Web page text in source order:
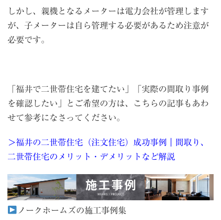
しかし、親機となるメーターは電力会社が管理します
が、子メーターは自ら管理する必要があるため注意が
必要です。
「福井で二世帯住宅を建てたい」「実際の間取り事例
を確認したい」とご希望の方は、こちらの記事もあわ
せて参考になさってください。
＞福井の二世帯住宅（注文住宅）成功事例｜間取り、
二世帯住宅のメリット・デメリットなど解説
ノークホームズの施工事例集